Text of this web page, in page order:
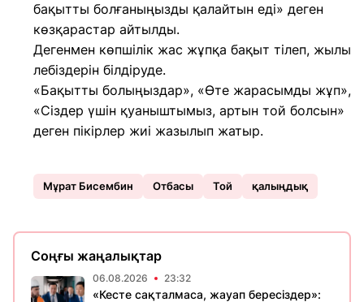
бақытты болғаныңызды қалайтын еді» деген
көзқарастар айтылды.
Дегенмен көпшілік жас жұпқа бақыт тілеп, жылы
лебіздерін білдіруде.
«Бақытты болыңыздар», «Өте жарасымды жұп»,
«Сіздер үшін қуаныштымыз, артын той болсын»
деген пікірлер жиі жазылып жатыр.
Мұрат Бисембин Отбасы Той қалыңдық
Соңғы жаңалықтар
06.08.2026 23:32
«Кесте сақталмаса, жауап бересіздер»: